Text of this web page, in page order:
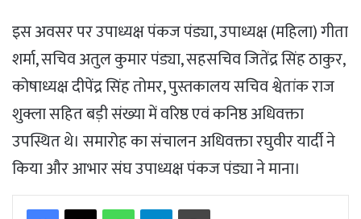
इस अवसर पर उपाध्यक्ष पंकज पंड्या, उपाध्यक्ष (महिला) गीता
शर्मा, सचिव अतुल कुमार पंड्या, सहसचिव जितेंद्र सिंह ठाकुर,
कोषाध्यक्ष दीपेंद्र सिंह तोमर, पुस्तकालय सचिव श्वेतांक राज
शुक्ला सहित बड़ी संख्या में वरिष्ठ एवं कनिष्ठ अधिवक्ता
उपस्थित थे। समारोह का संचालन अधिवक्ता रघुवीर यार्दी ने
किया और आभार संघ उपाध्यक्ष पंकज पंड्या ने माना।
WhatsAppTelegramPrint